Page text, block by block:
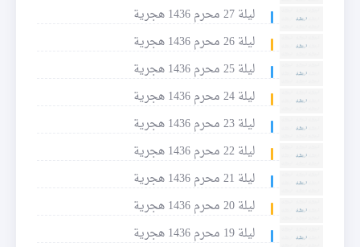
ليلة 27 محرم 1436 هجرية
ليلة 26 محرم 1436 هجرية
ليلة 25 محرم 1436 هجرية
ليلة 24 محرم 1436 هجرية
ليلة 23 محرم 1436 هجرية
ليلة 22 محرم 1436 هجرية
ليلة 21 محرم 1436 هجرية
ليلة 20 محرم 1436 هجرية
ليلة 19 محرم 1436 هجرية